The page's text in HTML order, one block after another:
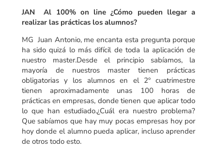
JAN Al 100% on line ¿Cómo pueden llegar a
realizar las prácticas los alumnos?
MG Juan Antonio, me encanta esta pregunta porque
ha sido quizá lo más difícil de toda la aplicación de
nuestro master.Desde el principio sabíamos, la
mayoría de nuestros master tienen prácticas
obligatorias y los alumnos en el 2º cuatrimestre
tienen aproximadamente unas 100 horas de
prácticas en empresas, donde tienen que aplicar todo
lo que han estudiado.¿Cuál era nuestro problema?
Que sabíamos que hay muy pocas empresas hoy por
hoy donde el alumno pueda aplicar, incluso aprender
de otros todo esto.